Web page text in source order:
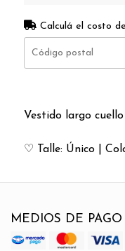
Calculá el costo
Vestido largo
♡ Talle: Único |
MEDIOS DE PAGO